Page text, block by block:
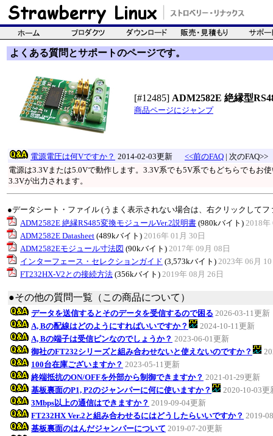
よくある質問とサポートのページです。
[#12485] ADM2582E 絶縁型
商品ページにジャンプ
電源電圧は何Vですか？ 2014-02-03更新 <<前のFAQ | 次のFAQ>>
電源は3.3Vまたは5.0Vで動作します。3.3V系でも5V系でもどちらでもお
3.3Vが出力されます。
●データシート・ファイル (うまく表示されない場合は、右クリックして
ADM2582E 絶縁RS485変換モジュールVer.2説明書 (980kバイト) 2018年
ADM2582E Datasheet (489kバイト) 2016年 01月 30日
ADM2582Eモジュール寸法図 (90kバイト) 2017年 09月 08日
インターフェース・セレクションガイド (3,573kバイト) 2023年 06月
FT232HX-V2との接続方法 (356kバイト) 2019年 08月 26日
●その他の質問一覧（この商品について）
データを送信するとそのデータを受信するので困る 2026-03-11更新
A, Bの配線はどのようにすればいいですか？
2024-10-11更新
A, Bの端子は受信ピンなのでしょうか？ 2023-06-01更新
御社のFT232シリーズと組み合わせないと使えないのですか？
100台在庫ございますか？ 2023-05-11更新
終端抵抗のON/OFFを外部から制御できますか？ 2021-01-29更新
基板裏面のP1, P2のジャンパーに何に使いますか？
2020-10-03更
3Mbps以上の通信はできますか？ 2019-09-04更新
FT232HX Ver.2と組み合わせるにはどうしたらいいですか？ 2019-
基板裏面のはんだジャンパーについて 2019-07-20更新